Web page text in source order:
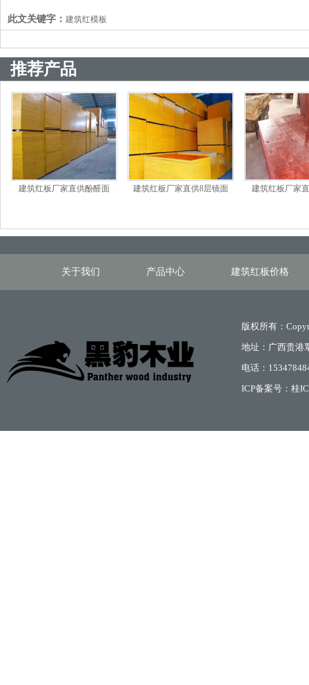
此文关键字： 建筑红模板
推荐产品
建筑红板厂家直供酚醛面 建筑红板厂家直供8层镜面 建筑红板厂家
关于我们 产品中心 建筑红板价格
版权所有：
地址：广西贵港
电话：
ICP备案号： 桂